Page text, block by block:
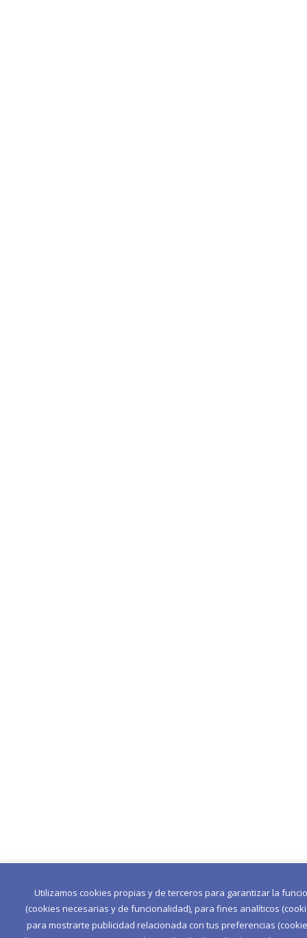
Utilizamos cookies propias y de terceros para garantizar la
(cookies necesarias y de funcionalidad), para fines analíticos
para mostrarte publicidad relacionada con tus preferencias